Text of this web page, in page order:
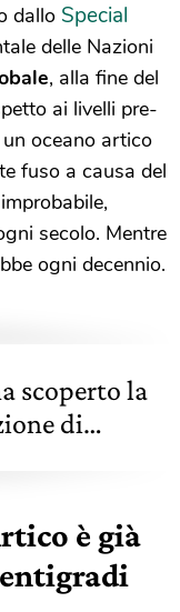
dallo Special
delle Nazioni
, alla fine del
ai livelli pre-
un oceano artico
fuso a causa del
secolo. Mentre
ogni decennio.
scoperto la
di
è già